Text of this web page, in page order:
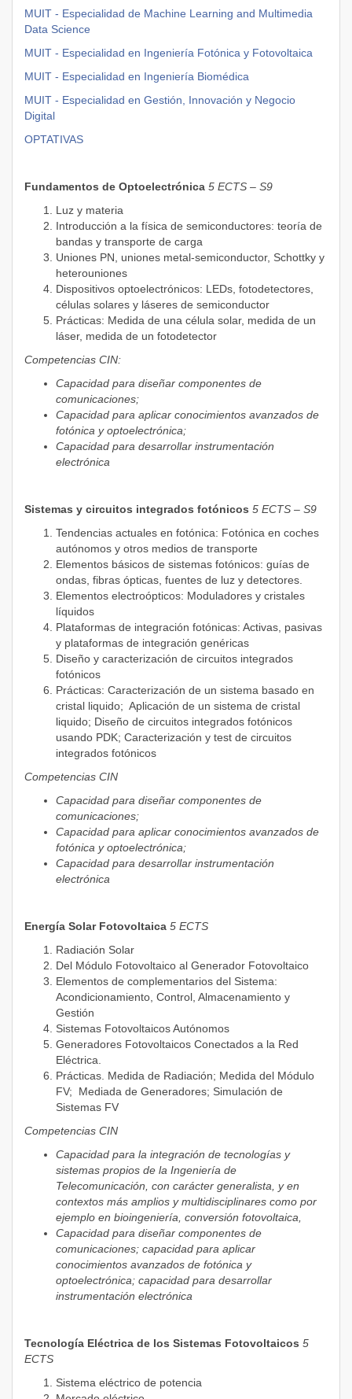
MUIT - Especialidad de Machine Learning and Multimedia
Data Science
MUIT - Especialidad en Ingeniería Fotónica y Fotovoltaica
MUIT - Especialidad en Ingeniería Biomédica
MUIT - Especialidad en Gestión, Innovación y Negocio
Digital
OPTATIVAS
Fundamentos de Optoelectrónica 5 ECTS – S9
Luz y materia
Introducción a la física de semiconductores: teoría de
bandas y transporte de carga
Uniones PN, uniones metal-semiconductor, Schottky y
heterouniones
Dispositivos optoelectrónicos: LEDs, fotodetectores,
células solares y láseres de semiconductor
Prácticas: Medida de una célula solar, medida de un
láser, medida de un fotodetector
Competencias CIN:
Capacidad para diseñar componentes de
comunicaciones;
Capacidad para aplicar conocimientos avanzados de
fotónica y optoelectrónica;
Capacidad para desarrollar instrumentación
electrónica
Sistemas y circuitos integrados fotónicos 5 ECTS – S9
Tendencias actuales en fotónica: Fotónica en coches
autónomos y otros medios de transporte
Elementos básicos de sistemas fotónicos: guías de
ondas, fibras ópticas, fuentes de luz y detectores.
Elementos electroópticos: Moduladores y cristales
líquidos
Plataformas de integración fotónicas: Activas, pasivas
y plataformas de integración genéricas
Diseño y caracterización de circuitos integrados
fotónicos
Prácticas: Caracterización de un sistema basado en
cristal liquido; Aplicación de un sistema de cristal
liquido; Diseño de circuitos integrados fotónicos
usando PDK; Caracterización y test de circuitos
integrados fotónicos
Competencias CIN
Capacidad para diseñar componentes de
comunicaciones;
Capacidad para aplicar conocimientos avanzados de
fotónica y optoelectrónica;
Capacidad para desarrollar instrumentación
electrónica
Energía Solar Fotovoltaica 5 ECTS
Radiación Solar
Del Módulo Fotovoltaico al Generador Fotovoltaico
Elementos de complementarios del Sistema:
Acondicionamiento, Control, Almacenamiento y
Gestión
Sistemas Fotovoltaicos Autónomos
Generadores Fotovoltaicos Conectados a la Red
Eléctrica.
Prácticas. Medida de Radiación; Medida del Módulo
FV; Mediada de Generadores; Simulación de
Sistemas FV
Competencias CIN
Capacidad para la integración de tecnologías y
sistemas propios de la Ingeniería de
Telecomunicación, con carácter generalista, y en
contextos más amplios y multidisciplinares como por
ejemplo en bioingeniería, conversión fotovoltaica,
Capacidad para diseñar componentes de
comunicaciones; capacidad para aplicar
conocimientos avanzados de fotónica y
optoelectrónica; capacidad para desarrollar
instrumentación electrónica
Tecnología Eléctrica de los Sistemas Fotovoltaicos 5
ECTS
Sistema eléctrico de potencia